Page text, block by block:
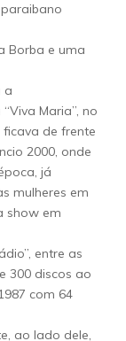
Borba e uma
a
Maria”, no
de frente
2000, onde
já
mulheres em
show em
entre as
300 discos ao
com 64
ao lado dele,